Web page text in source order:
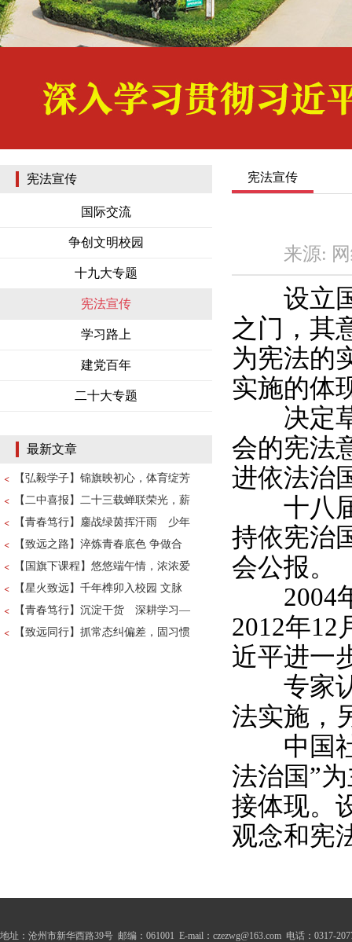
宪法宣传
国际交流
争创文明校园
十九大专题
宪法宣传
学习路上
建党百年
二十大专题
最新文章
【弘毅学子】锦旗映初心，体育绽芳
【二中喜报】二十三载蝉联荣光，薪
【青春笃行】鏖战绿茵挥汗雨 少年
【致远之路】淬炼青春底色 争做合
【国旗下课程】悠悠端午情，浓浓爱
【星火致远】千年榫卯入校园 文脉
【青春笃行】沉淀干货 深耕学习—
【致远同行】抓常态纠偏差，固习惯
宪法宣传
来源:
设立国
之门，其
为宪法的
实施的体
决定草
会的宪法
进依法治
十八届
持依宪治
会公报。
2004年
2012年12
近平进一
专家认
法实施，
中国社
法治国”
接体现。
观念和宪
地址：沧州市新华西路39号 邮编：061001 E-mail：czezwg@163.com 电话：0317-